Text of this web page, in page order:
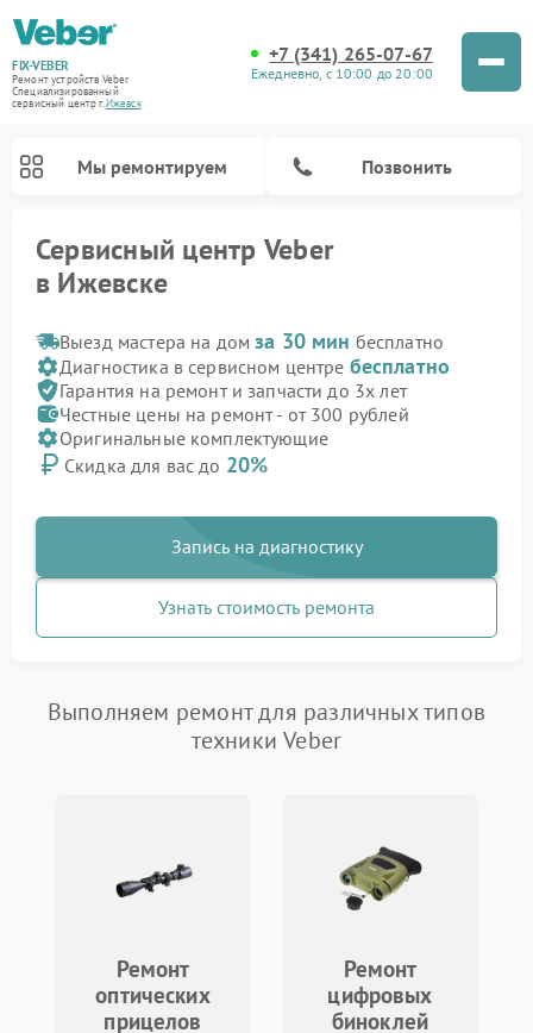
FIX-VEBER
Ремонт устройств Veber
Специализированный
cервисный центр г.Ижевск
+7 (341) 265-07-67
Ежедневно, с 10:00 до 20:00
Мы ремонтируем Позвонить
Сервисный центр Veber
в Ижевске
Выезд мастера на домза 30 мин бесплатно
Диагностика в сервисном центре бесплатно
Гарантия на ремонт и запчасти до 3х лет
Честные цены на ремонт - от 300 рублей
Оригинальные комплектующие
Скидка для вас до 20%
Запись на диагностику
Узнать стоимость ремонта
Выполняем ремонт для различных типов
техники Veber
Ремонт
оптических
прицелов
Ремонт
цифровых
биноклей